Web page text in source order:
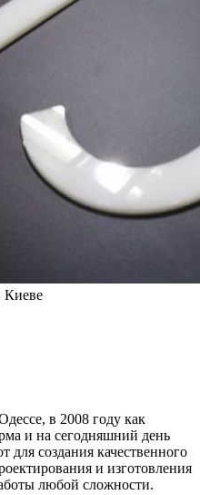
Киеве
в 2008 году как
и на сегодняшний день
для создания качественного
и изготовления
любой сложности.